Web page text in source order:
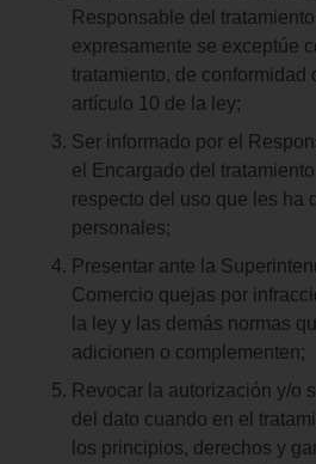
Responsable del
expresamente se exceptúe
tratamiento, de conformidad
artículo 10 de la ley;
Ser informado por el
el Encargado del
respecto del uso que les ha
personales;
Presentar ante la
Comercio quejas por
la ley y las demás normas
adicionen o complementen;
Revocar la autorización y/o
del dato cuando en el
los principios, derechos y